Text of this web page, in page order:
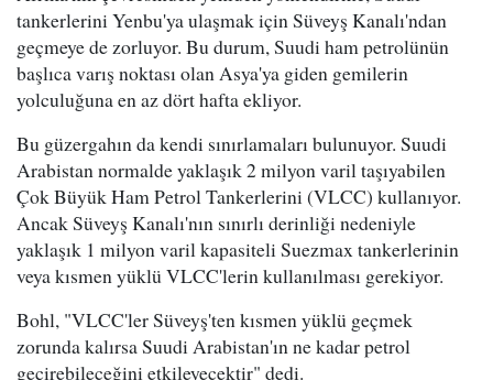
tankerlerini Yenbu'ya ulaşmak için Süveyş Kanalı'ndan
geçmeye de zorluyor. Bu durum, Suudi ham petrolünün
başlıca varış noktası olan Asya'ya giden gemilerin
yolculuğuna en az dört hafta ekliyor.
Bu güzergahın da kendi sınırlamaları bulunuyor. Suudi
Arabistan normalde yaklaşık 2 milyon varil taşıyabilen
Çok Büyük Ham Petrol Tankerlerini (VLCC) kullanıyor.
Ancak Süveyş Kanalı'nın sınırlı derinliği nedeniyle
yaklaşık 1 milyon varil kapasiteli Suezmax tankerlerinin
veya kısmen yüklü VLCC'lerin kullanılması gerekiyor.
Bohl, "VLCC'ler Süveyş'ten kısmen yüklü geçmek
zorunda kalırsa Suudi Arabistan'ın ne kadar petrol
geçirebileceğini etkileyecektir" dedi.